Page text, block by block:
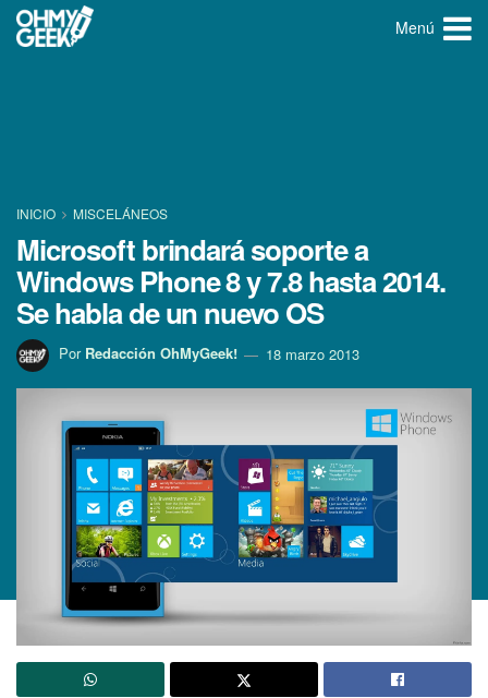
Menú
INICIO MISCELÁNEOS
Microsoft brindará soporte a
Windows Phone 8 y 7.8 hasta 2014.
Se habla de un nuevo OS
Por Redacción OhMyGeek! 18 marzo 2013